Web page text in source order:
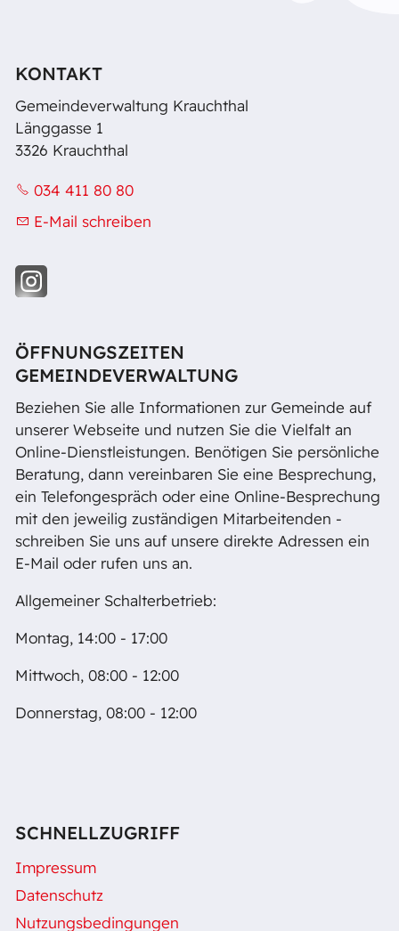
KONTAKT
Gemeindeverwaltung Krauchthal
Länggasse 1
3326 Krauchthal
034 411 80 80
E-Mail schreiben
ÖFFNUNGSZEITEN
GEMEINDEVERWALTUNG
Beziehen Sie alle Informationen zur Gemeinde auf
unserer Webseite und nutzen Sie die Vielfalt an
Online-Dienstleistungen. Benötigen Sie persönliche
Beratung, dann vereinbaren Sie eine Besprechung,
ein Telefongespräch oder eine Online-Besprechung
mit den jeweilig zuständigen Mitarbeitenden -
schreiben Sie uns auf unsere direkte Adressen ein
E-Mail oder rufen uns an.
Allgemeiner Schalterbetrieb:
Montag, 14:00 - 17:00
Mittwoch, 08:00 - 12:00
Donnerstag, 08:00 - 12:00
SCHNELLZUGRIFF
Impressum
Datenschutz
Nutzungsbedingungen